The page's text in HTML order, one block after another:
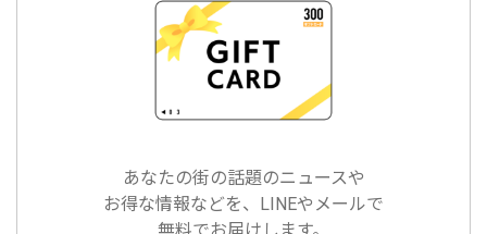
あなたの街の話題のニュースや
お得な情報などを、LINEやメールで